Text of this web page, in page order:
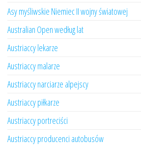
Asy myśliwskie Niemiec II wojny światowej
Australian Open według lat
Austriaccy lekarze
Austriaccy malarze
Austriaccy narciarze alpejscy
Austriaccy piłkarze
Austriaccy portreciści
Austriaccy producenci autobusów